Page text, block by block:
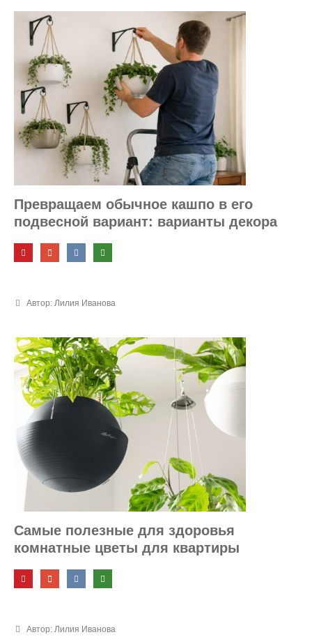
Превращаем обычное кашпо в его
подвесной вариант: варианты декора
Автор: Лилия Иванова
Самые полезные для здоровья
комнатные цветы для квартиры
Автор: Лилия Иванова